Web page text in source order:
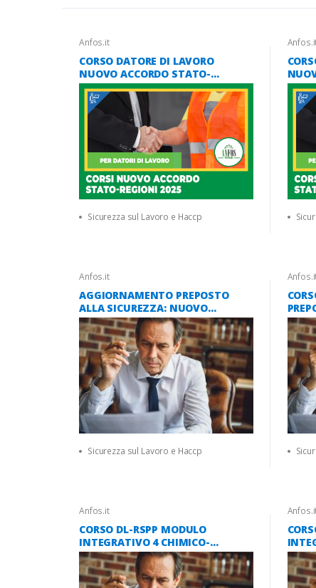
Anfos.it
CORSO DATORE DI LAVORO
NUOVO ACCORDO STATO-
REGIONI 2025 (16 ORE)
Sicurezza sul Lavoro e Haccp
(6 ORE)
Anfos.it
AGGIORNAMENTO PREPOSTO
ALLA SICUREZZA: NUOVO
ACCORDO STATO REGIONI 2025
Sicurezza sul Lavoro e Haccp
Anfos.it
CORSO DL-RSPP MODULO
INTEGRATIVO 4 CHIMICO-
PETROLCHIMICO ATECO C 16 ORE
(ACCORDO STATO-REGIONI 2025)
ORE
2025)